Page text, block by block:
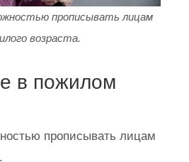
прописывать лицам
возраста.
в пожилом
прописывать лицам